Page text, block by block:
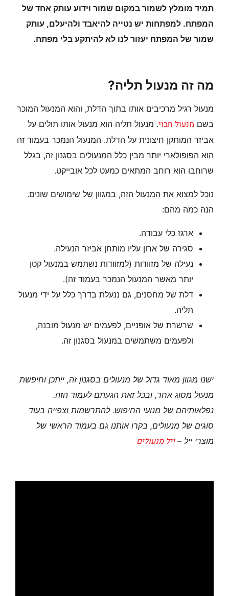
תמיד מומלץ לשמור במקום שמור וידוע עותק אחד של
המפתח. למפתחות יש נטייה להיאבד ולהיעלם, עותק
שמור של המפתח יעזור לנו לא להיתקע בלי מפתח.
מה זה מנעול תליה?
מנעול רגיל מרכיבים אותו בתוך הדלת, והוא המנעול המוכר
בשם מנעול חבוי. מנעול תליה הוא מנעול אותו תולים על
אביזר המותקן חיצונית על הדלת. המנעול הנמכר בעמוד זה
הוא הפופולארי יותר מבין כלל המנעולים בסגנון זה, בגלל
שרוחבו הוא רוחב המתאים כמעט לכל אובייקט.
נוכל למצוא את המנעול הזה, במגוון של שימושים שונים.
הנה כמה מהם:
ארגז כלי עבודה.
סגירה של ארון עליו מותחן אביזר הנעילה.
נעילה של מזוודות (למזוודות נשתמש במנעול קטן
יותר מאשר המנעול הנמכר בעמוד זה).
דלת של מחסנים, גם ננעלת בדרך כלל על ידי מנעול
תליה.
שרשרת של אופניים, לפעמים יש מנעול מובנה,
ולפעמים משתמשים במנעול בסגנון זה.
ישנו מגוון מאוד גדול של מנעולים בסגנון זה, ייתכן וחיפשת
מנעול מסוג אחר, ובכל זאת הגעתם לעמוד הזה.
נפלאותיהם של מנועי החיפוש. להתרשמות וצפייה בעוד
סוגים של מנעולים, בקרו אותנו גם בעמוד הראשי של
מוצרי ייל –ייל מנעולים